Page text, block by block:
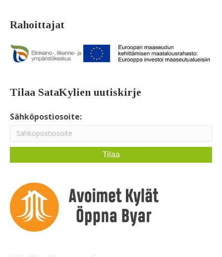
Rahoittajat
Tilaa SataKylien uutiskirje
Sähköpostiosoite: